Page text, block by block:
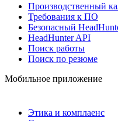
Производственный
Требования к ПО
Безопасный
HeadHunter API
Поиск работы
Поиск по резюме
Мобильное приложение
Этика и комплаенс